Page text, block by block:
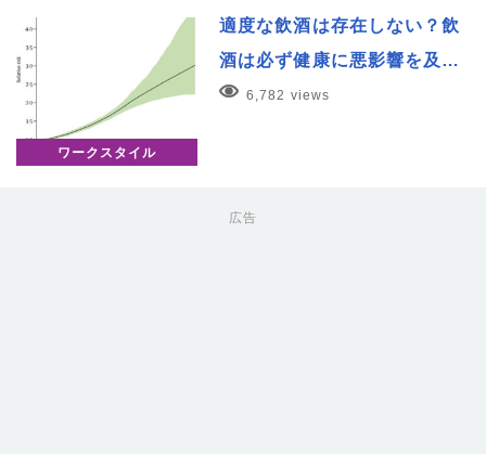
ワークスタイル
適度な飲酒は存在しない？飲
酒は必ず健康に悪影響を及…
6,782 views
広告